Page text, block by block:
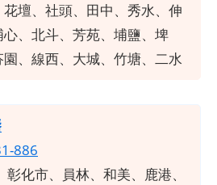
壇、社頭、田中、秀水、伸
、北斗、芳苑、埔鹽、埤
、線西、大城、竹塘、二水
886
彰化市、員林、和美、鹿港、